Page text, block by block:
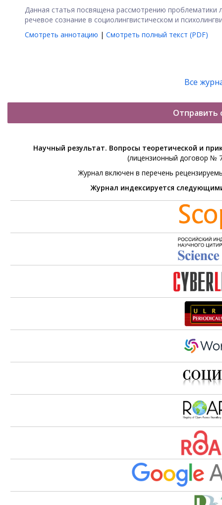
Данная статья посвящена рассмотрению проблематики
речевое сознание в социолингвистическом и
Смотреть аннотацию | Смотреть полный текст (PDF)
Все
Отправить
Научный результат. Вопросы теоретической и
(лицензионный договор №
Журнал включен в перечень
Журнал индексируется